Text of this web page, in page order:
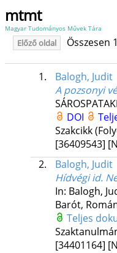
mtmt
Magyar Tudományos Művek Tára
Előző oldal Összesen
1.
Balogh, Judit
A pozsonyi
DOI
Szakcikk
[36409543]
2.
Balogh, Judit
Hídvégi id.
In: Balogh,
Barót,
Teljes
[34401164]